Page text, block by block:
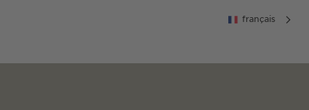
français